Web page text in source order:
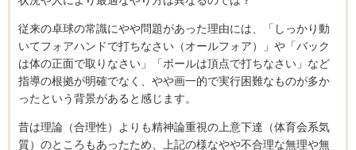
従来の卓球の常識にやや問題があった理由には、「しっかり動
いてフォアハンドで打ちなさい（オールフォア）」や「バック
は体の正面で取りなさい」「ボールは頂点で打ちなさい」など
指導の根拠が明確でなく、やや画一的で実行困難なものが多か
ったという背景があると感じます。
昔は理論（合理性）よりも精神論重視の上意下達（体育会系気
質）のところもあったため、上記の様なやや不合理な無理や無